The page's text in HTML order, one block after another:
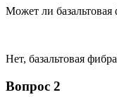
Может ли
Нет, базальтовая
Вопрос 2